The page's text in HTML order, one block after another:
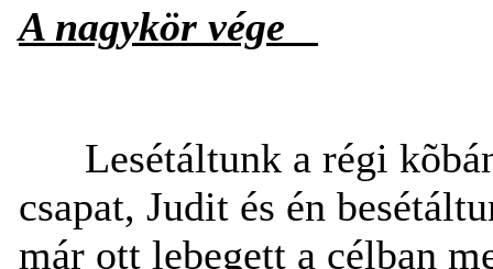
A nagykör vége
Lesétáltunk a régi
csapat, Judit és én
már ott lebegett a célban